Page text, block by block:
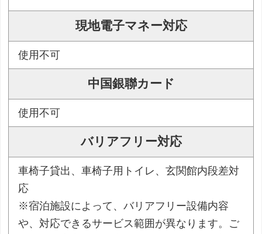
現地電子マネー対応
使用不可
中国銀聯カード
使用不可
バリアフリー対応
車椅子貸出、車椅子用トイレ、玄関館内段差対
応
※宿泊施設によって、バリアフリー設備内容
や、対応できるサービス範囲が異なります。ご